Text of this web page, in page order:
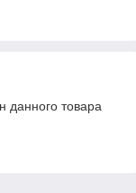
данного товара